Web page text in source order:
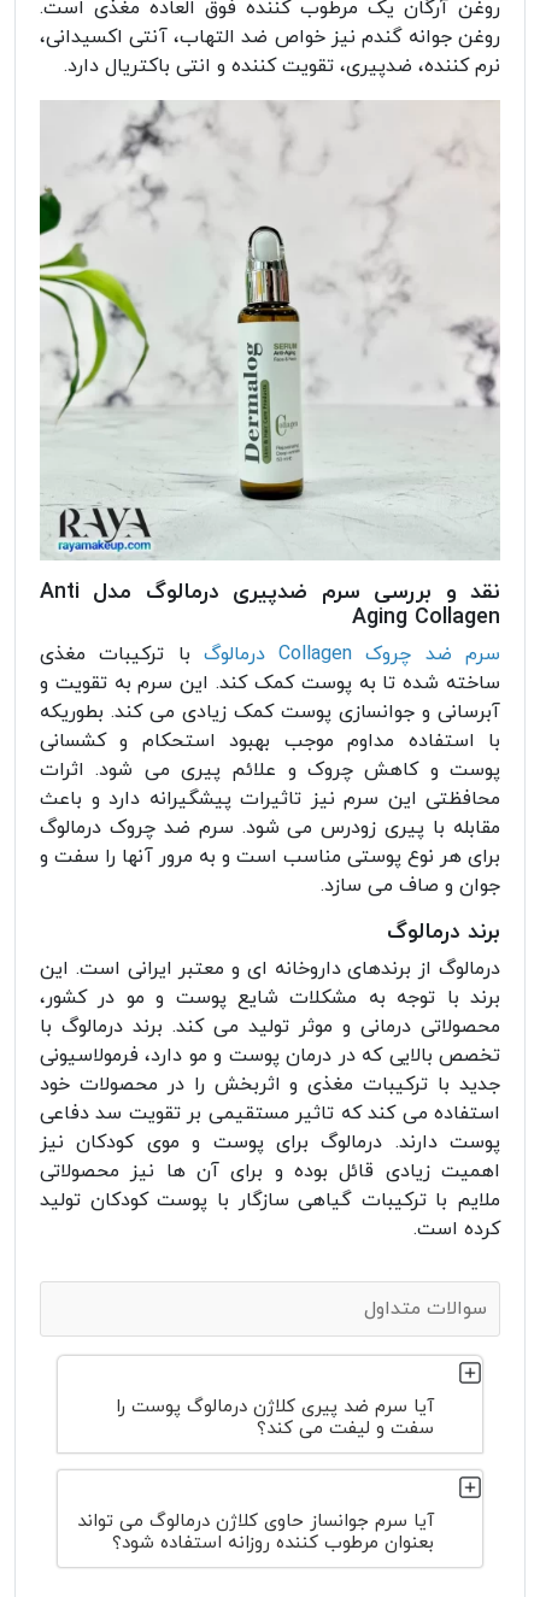
روغن آرگان یک مرطوب کننده فوق العاده مغذی است.
روغن جوانه گندم نیز خواص ضد التهاب، آنتی اکسیدانی،
نرم کننده، ضدپیری، تقویت کننده و انتی باکتریال دارد.
نقد و بررسی سرم ضدپیری درمالوگ مدل Anti
Aging Collagen
سرم ضد چروک Collagen درمالوگ
با ترکیبات مغذی
ساخته شده تا به پوست کمک کند. این سرم به تقویت و
آبرسانی و جوانسازی پوست کمک زیادی می کند. بطوریکه
با استفاده مداوم موجب بهبود استحکام و کشسانی
پوست و کاهش چروک و علائم پیری می شود. اثرات
محافظتی این سرم نیز تاثیرات پیشگیرانه دارد و باعث
مقابله با پیری زودرس می شود. سرم ضد چروک درمالوگ
برای هر نوع پوستی مناسب است و به مرور آنها را سفت و
جوان و صاف می سازد.
برند درمالوگ
درمالوگ از برندهای داروخانه ای و معتبر ایرانی است. این
برند با توجه به مشکلات شایع پوست و مو در کشور،
محصولاتی درمانی و موثر تولید می کند. برند درمالوگ با
تخصص بالایی که در درمان پوست و مو دارد، فرمولاسیونی
جدید با ترکیبات مغذی و اثربخش را در محصولات خود
استفاده می کند که تاثیر مستقیمی بر تقویت سد دفاعی
پوست دارند. درمالوگ برای پوست و موی کودکان نیز
اهمیت زیادی قائل بوده و برای آن ها نیز محصولاتی
ملایم با ترکیبات گیاهی سازگار با پوست کودکان تولید
کرده است.
سوالات متداول
آیا سرم ضد پیری کلاژن درمالوگ پوست را
سفت و لیفت می کند؟
آیا سرم جوانساز حاوی کلاژن درمالوگ می تواند
بعنوان مرطوب کننده روزانه استفاده شود؟